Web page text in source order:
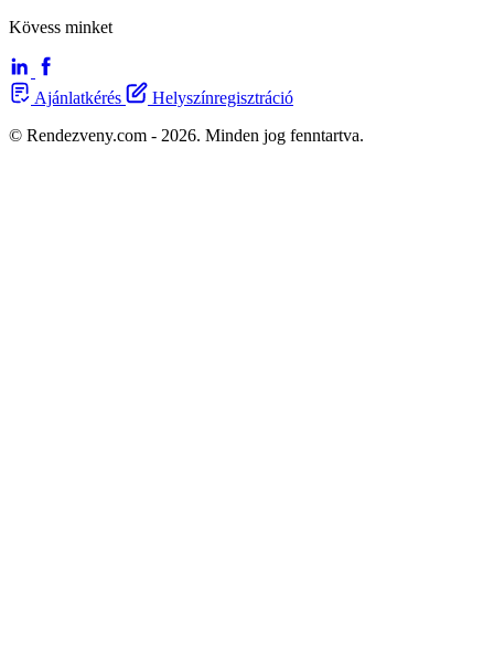
Kövess minket
Ajánlatkérés
Helyszínregisztráció
© Rendezveny.com - 2026. Minden jog fenntartva.